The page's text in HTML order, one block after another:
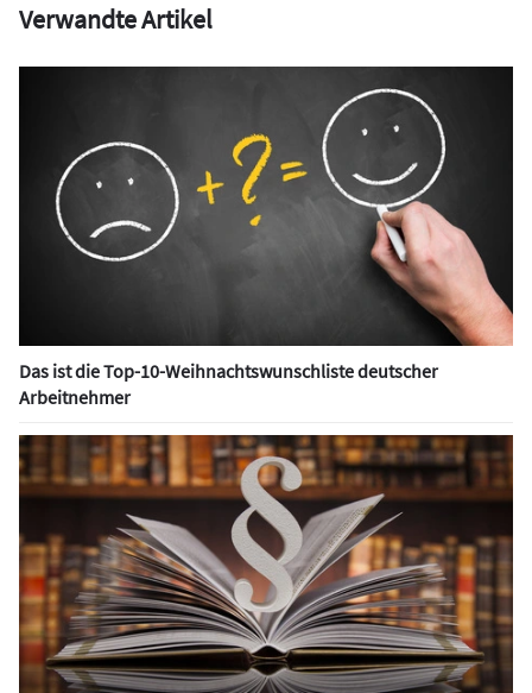
Verwandte Artikel
Das ist die Top-10-Weihnachtswunschliste deutscher
Arbeitnehmer